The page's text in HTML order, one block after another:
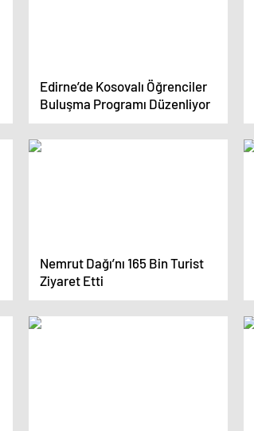
Edirne’de Kosovalı Öğrenciler
Buluşma Programı Düzenliyor
Nemrut Dağı’nı 165 Bin Turist
Ziyaret Etti